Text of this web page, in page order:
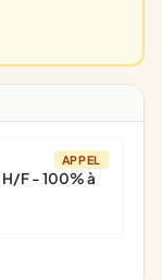
APPEL
F - 100% à